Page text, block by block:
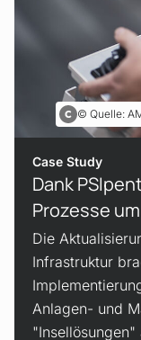
Quelle:
Case Study
Dank
Prozesse
Die
Infrastruktur
Anlagen- und